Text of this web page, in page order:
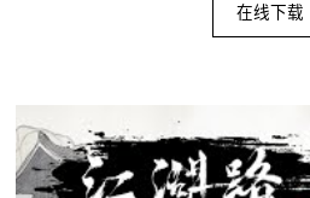
在线下载